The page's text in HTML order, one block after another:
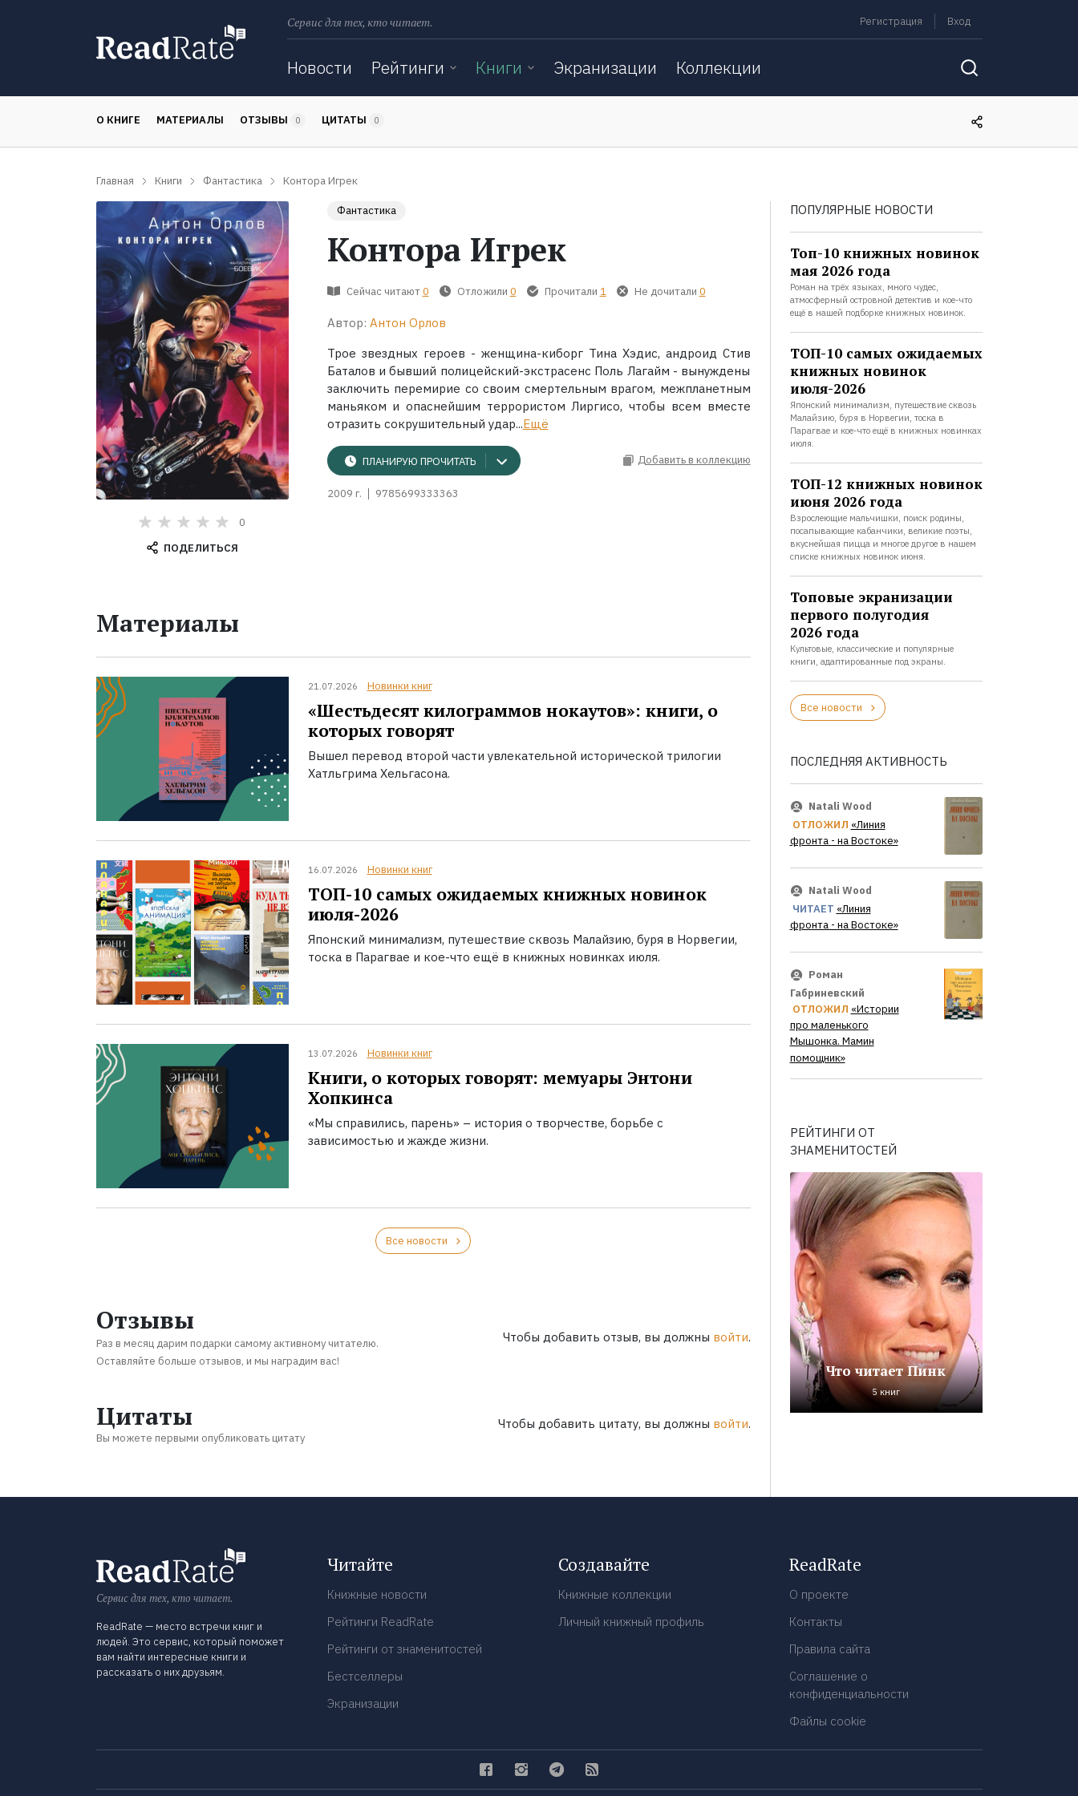
Сервис для тех, кто читает. Регистрация Вход
Новости Рейтинги Книги Экранизации Коллекции
О КНИГЕ МАТЕРИАЛЫ ОТЗЫВЫ 0 ЦИТАТЫ 0
Главная Книги Фантастика Контора Игрек
0
ПОДЕЛИТЬСЯ
Фантастика
Контора Игрек
Сейчас читают 0 Отложили 0 Прочитали 1 Не дочитали 0
Автор: Антон Орлов
Трое звездных героев - женщина-киборг Тина Хэдис, андроид Стив
Баталов и бывший полицейский-экстрасенс Поль Лагайм - вынуждены
заключить перемирие со своим смертельным врагом, межпланетным
маньяком и опаснейшим террористом Лиргисо, чтобы всем вместе
отразить сокрушительный удар...Ещё
ПЛАНИРУЮ ПРОЧИТАТЬ Добавить в коллекцию
2009 г. 9785699333363
Материалы
21.07.2026 Новинки книг
«Шестьдесят килограммов нокаутов»: книги, о
которых говорят
Вышел перевод второй части увлекательной исторической трилогии
Хатльгрима Хельгасона.
16.07.2026 Новинки книг
ТОП-10 самых ожидаемых книжных новинок
июля-2026
Японский минимализм, путешествие сквозь Малайзию, буря в Норвегии,
тоска в Парагвае и кое-что ещё в книжных новинках июля.
13.07.2026 Новинки книг
Книги, о которых говорят: мемуары Энтони
Хопкинса
«Мы справились, парень» – история о творчестве, борьбе с
зависимостью и жажде жизни.
Все новости
Отзывы
Раз в месяц дарим подарки самому активному читателю.
Оставляйте больше отзывов, и мы наградим вас!
Чтобы добавить отзыв, вы должны войти.
Цитаты
Вы можете первыми опубликовать цитату
Чтобы добавить цитату, вы должны войти.
ПОПУЛЯРНЫЕ НОВОСТИ
Топ-10 книжных новинок
мая 2026 года
Роман на трёх языках, много чудес,
атмосферный островной детектив и кое-что
ещё в нашей подборке книжных новинок.
ТОП-10 самых ожидаемых
книжных новинок
июля-2026
Японский минимализм, путешествие сквозь
Малайзию, буря в Норвегии, тоска в
Парагвае и кое-что ещё в книжных новинках
июля.
ТОП-12 книжных новинок
июня 2026 года
Взрослеющие мальчишки, поиск родины,
посапывающие кабанчики, великие поэты,
вкуснейшая пицца и многое другое в нашем
списке книжных новинок июня.
Топовые экранизации
первого полугодия
2026 года
Культовые, классические и популярные
книги, адаптированные под экраны.
Все новости
ПОСЛЕДНЯЯ АКТИВНОСТЬ
Natali Wood
ОТЛОЖИЛ «Линия
фронта - на Востоке»
Natali Wood
ЧИТАЕТ «Линия
фронта - на Востоке»
Роман
Габриневский
ОТЛОЖИЛ «Истории
про маленького
Мышонка. Мамин
помощник»
РЕЙТИНГИ ОТ
ЗНАМЕНИТОСТЕЙ
Что читает Пинк
5 книг
Сервис для тех, кто читает.
ReadRate — место встречи книг и
людей. Это сервис, который поможет
вам найти интересные книги и
рассказать о них друзьям.
Читайте
Книжные новости
Рейтинги ReadRate
Рейтинги от знаменитостей
Бестселлеры
Экранизации
Создавайте
Книжные коллекции
Личный книжный профиль
ReadRate
О проекте
Контакты
Правила сайта
Соглашение о
конфиденциальности
Файлы cookie